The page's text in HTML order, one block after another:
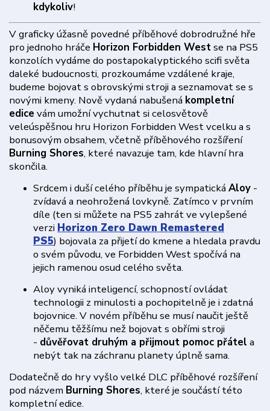
kdykoliv!
V graficky úžasně povedné příběhové dobrodružné hře
pro jednoho hráče Horizon Forbidden Westse na PS5
konzolích vydáme do postapokalyptického scifi světa
daleké budoucnosti, prozkoumáme vzdálené kraje,
budeme bojovat s obrovskými stroji a seznamovat se s
novými kmeny. Nově vydaná nabušená kompletní
edicevám umožní vychutnat si celosvětově
veleúspěšnou hru Horizon Forbidden West vcelku a s
bonusovým obsahem, včetně příběhového rozšíření
Burning Shores, které navazuje tam, kde hlavní hra
skončila.
Srdcem i duší celého příběhu je sympatickáAloy -
zvídavá a neohrožená lovkyně. Zatímco v prvním
díle (ten si můžete na PS5 zahrát ve vylepšené
verzi Horizon Zero Dawn Remastered
PS5) bojovala za přijetí do kmene a hledala pravdu
o svém původu, ve Forbidden West spočívá na
jejich ramenou osud celého světa.
Aloy vyniká inteligencí, schopností ovládat
technologii z minulosti a pochopitelně je i zdatná
bojovnice. V novém příběhu se musí naučit ještě
něčemu těžšímu než bojovat s obřími stroji
- důvěřovat druhým a přijmout pomoc přátel a
nebýt tak na záchranu planety úplně sama.
Dodatečně do hry vyšlo velké DLC příběhové rozšíření
pod názvem Burning Shores, které je součástí této
kompletní edice.